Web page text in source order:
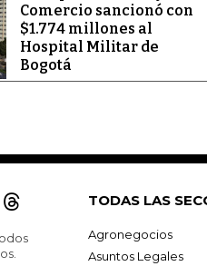
Comercio sancionó con
$1.774 millones al
Hospital Militar de
Bogotá
TODAS LAS
Agronegocios
Asuntos Legales